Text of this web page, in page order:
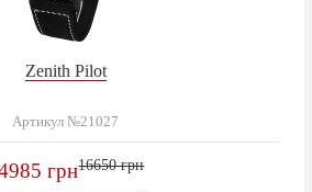
Zenith Pilot
Артикул №21027
грн16650 грн